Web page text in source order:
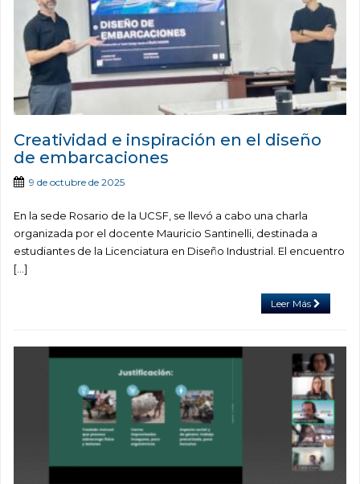
Creatividad e inspiración en el diseño
de embarcaciones
9 de octubre de 2025
En la sede Rosario de la UCSF, se llevó a cabo una charla
organizada por el docente Mauricio Santinelli, destinada a
estudiantes de la Licenciatura en Diseño Industrial. El encuentro
[…]
Leer Más